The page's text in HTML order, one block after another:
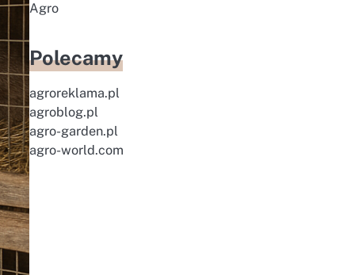
Agro
Polecamy
agroreklama.pl
agroblog.pl
agro-garden.pl
agro-world.com